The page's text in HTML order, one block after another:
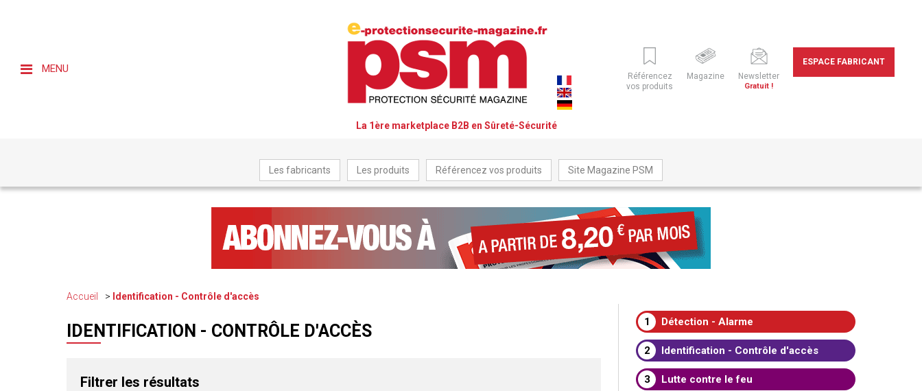
MENU
La 1ère marketplace B2B en Sûreté-Sécurité
Référencez
vos produits
Magazine Newsletter
Gratuit !
ESPACE FABRICANT
Les fabricants Les produits Référencez vos produits Site Magazine PSM
Accueil Identification - Contrôle d'accès
IDENTIFICATION - CONTRÔLE D'ACCÈS
Filtrer les résultats
1 Détection - Alarme
2 Identification - Contrôle d'accès
3 Lutte contre le feu